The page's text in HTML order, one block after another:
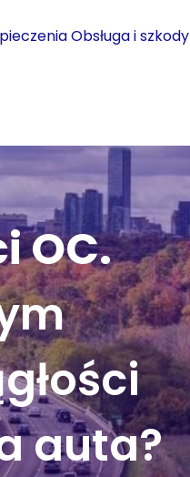
Obsługa i szkody
OC.
auta?